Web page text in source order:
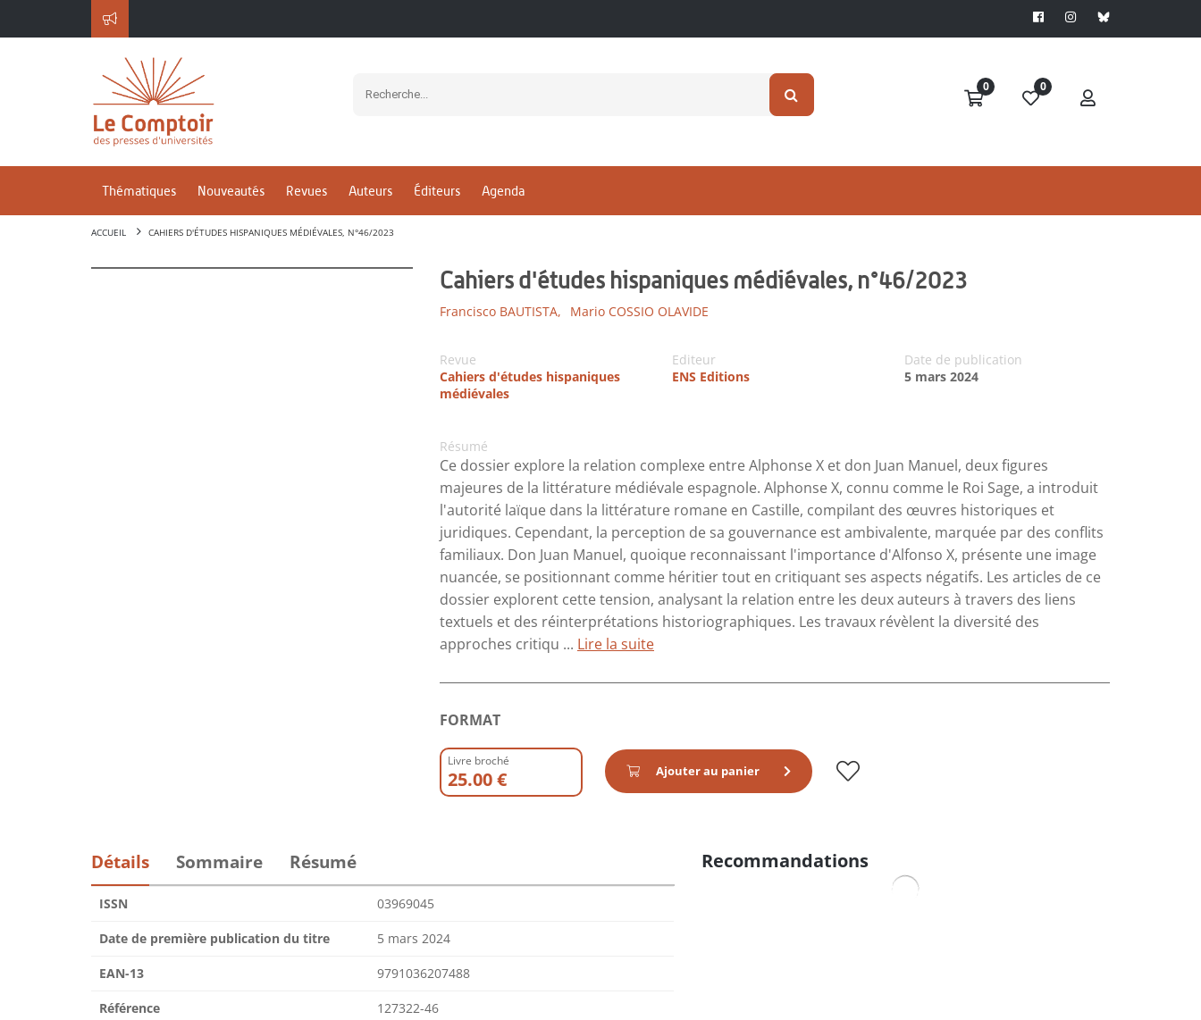
0 0
Thématiques Nouveautés Revues Auteurs Éditeurs Agenda
ACCUEIL CAHIERS D'ÉTUDES HISPANIQUES MÉDIÉVALES, N°46/2023
Cahiers d'études hispaniques médiévales, n°46/2023
Francisco BAUTISTA, Mario COSSIO OLAVIDE
Revue
Cahiers d'études hispaniques
médiévales
Editeur
ENS Editions
Date de publication
5 mars 2024
Résumé
Ce dossier explore la relation complexe entre Alphonse X et don Juan Manuel, deux figures
majeures de la littérature médiévale espagnole. Alphonse X, connu comme le Roi Sage, a introduit
l'autorité laïque dans la littérature romane en Castille, compilant des œuvres historiques et
juridiques. Cependant, la perception de sa gouvernance est ambivalente, marquée par des conflits
familiaux. Don Juan Manuel, quoique reconnaissant l'importance d'Alfonso X, présente une image
nuancée, se positionnant comme héritier tout en critiquant ses aspects négatifs. Les articles de ce
dossier explorent cette tension, analysant la relation entre les deux auteurs à travers des liens
textuels et des réinterprétations historiographiques. Les travaux révèlent la diversité des
approches critiqu ... Lire la suite
FORMAT
Livre broché
25.00 € Ajouter au panier
Détails Sommaire Résumé
ISSN 03969045
Date de première publication du titre 5 mars 2024
EAN-13 9791036207488
Référence 127322-46
Recommandations